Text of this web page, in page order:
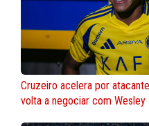
Cruzeiro acelera por
volta a negociar com Wesley